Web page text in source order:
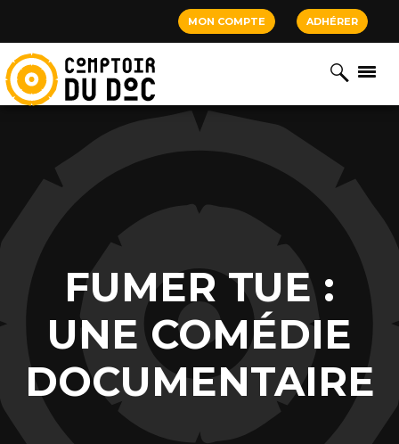
MON COMPTE ADHÉRER
FUMER TUE :
UNE COMÉDIE
DOCUMENTAIRE
Cookies management panel